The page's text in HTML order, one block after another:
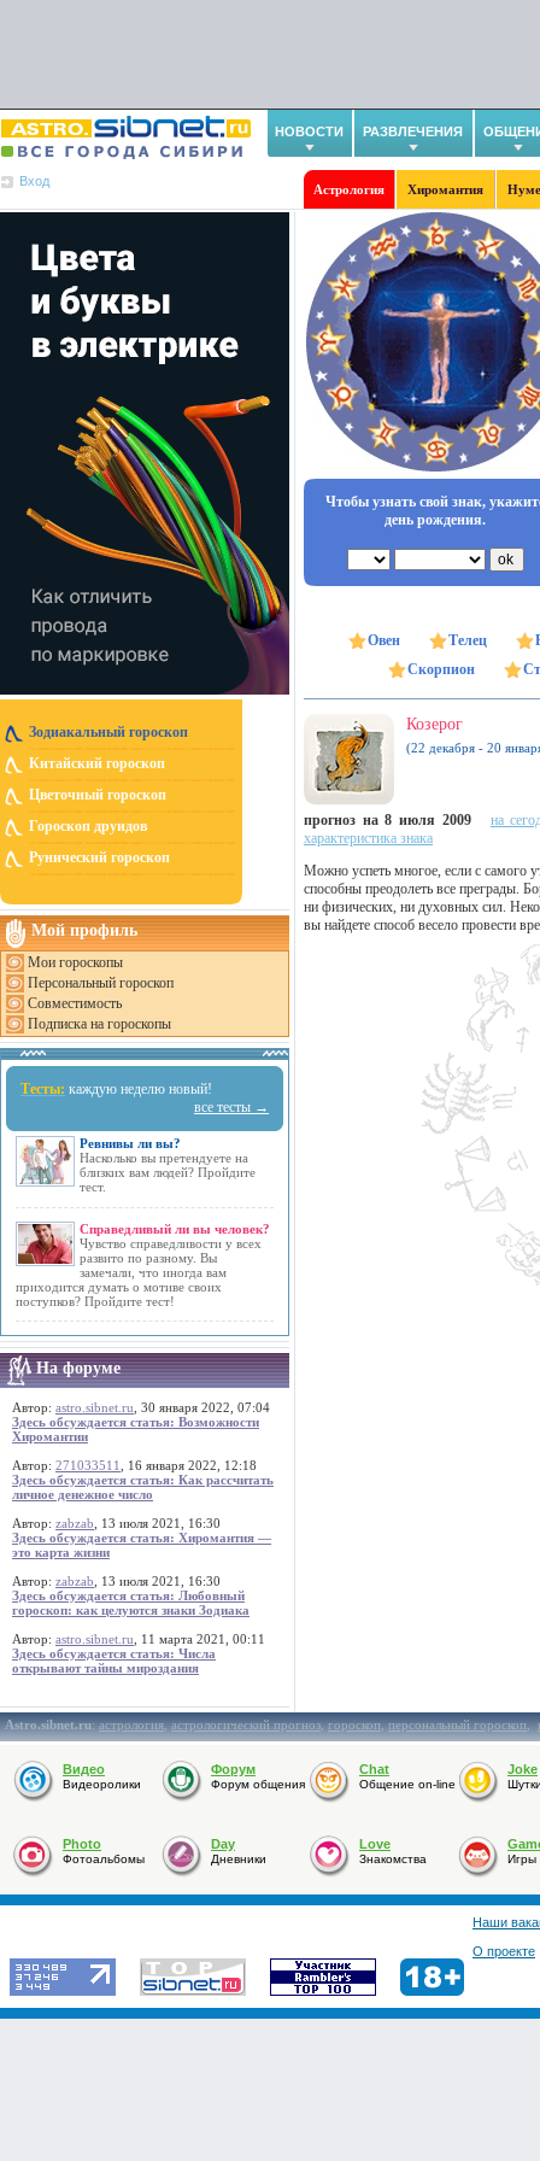
НОВОСТИ РАЗВЛЕЧЕНИЯ
Вход
Астрология Хиромантия
Зодиакальный гороскоп
Китайский гороскоп
Цветочный гороскоп
Гороскоп друидов
Рунический гороскоп
Мой профиль
Мои гороскопы
Персональный гороскоп
Совместимость
Подписка на гороскопы
Тесты: каждую неделю новый!
все тесты →
Ревнивы ли вы?
Насколько вы претендуете на
близких вам людей? Пройдите
тест.
Справедливый ли вы человек?
Чувство справедливости у всех
развито по разному. Вы
замечали, что иногда вам
приходится думать о мотиве своих
поступков? Пройдите тест!
На форуме
Автор: astro.sibnet.ru , 30 января 2022, 07:04
Здесь обсуждается статья: Возможности
Хиромантии
Автор: 271033511
, 16 января 2022, 12:18
Здесь обсуждается статья: Как рассчитать
личное денежное число
Автор: zabzab , 13 июля 2021, 16:30
Здесь обсуждается статья: Хиромантия —
это карта жизни
Автор: zabzab , 13 июля 2021, 16:30
Здесь обсуждается статья: Любовный
гороскоп: как целуются знаки Зодиака
Автор: astro.sibnet.ru , 11 марта 2021, 00:11
Здесь обсуждается статья: Числа
открывают тайны мироздания
Чтобы узнать свой знак,
день рождения.
Овен Телец
Скорпион
Козерог
(22 декабря - 20
прогноз на 8 июля 2009
на
характеристика знака
Можно успеть многое, если с самого
способны преодолеть все преграды.
ни физических, ни духовных сил.
вы найдете способ весело провести
Astro.sibnet.ru:астрология,астрологический прогноз,гороскоп,персональный гороскоп,
Видео
Видеоролики
Форум
Форум общения
Chat
Общение on-line
Joke
Photo
Фотоальбомы
Day
Дневники
Love
Знакомства Игры
Наши
О проекте